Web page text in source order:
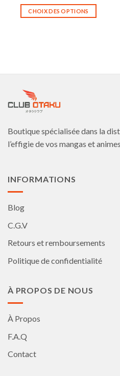
CHOIX DES OPTIONS
Les
être
sur
la
Boutique spécialisée dans la
l’effigie de vos mangas et
INFORMATIONS
Blog
C.G.V
Retours et remboursements
Politique de confidentialité
À PROPOS DE NOUS
À Propos
F.A.Q
Contact